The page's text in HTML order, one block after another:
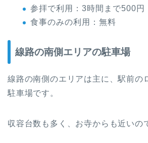
参拝で利用：3時間まで500円
食事のみの利用：無料
線路の南側エリアの駐車場
線路の南側のエリアは主に、駅前の
駐車場です。
収容台数も多く、お寺からも近いの